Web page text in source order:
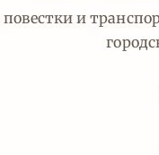
повестки и